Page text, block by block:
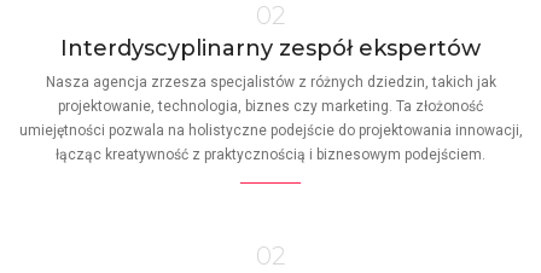
02
Interdyscyplinarny zespół ekspertów
Nasza agencja zrzesza specjalistów z różnych dziedzin, takich jak
projektowanie, technologia, biznes czy marketing. Ta złożoność
umiejętności pozwala na holistyczne podejście do projektowania innowacji,
łącząc kreatywność z praktycznością i biznesowym podejściem.
02